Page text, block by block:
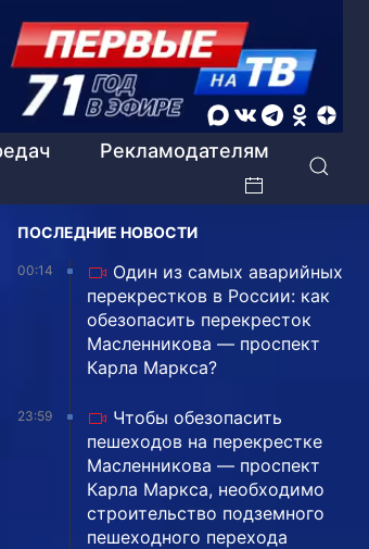
Рекламодателям
ПОСЛЕДНИЕ НОВОСТИ
00:14
Один из самых аварийных
перекрестков в России: как
обезопасить перекресток
Масленникова — проспект
Карла Маркса?
23:59
Чтобы обезопасить
пешеходов на перекрестке
Масленникова — проспект
Карла Маркса, необходимо
строительство подземного
пешеходного перехода